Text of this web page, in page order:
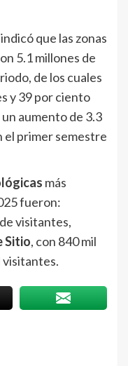
indicó que las zonas
5.1 millones de
de los cuales
y 39 por ciento
aumento de 3.3
el primer semestre
más
fueron:
visitantes,
Sitio, con 840 mil
visitantes.